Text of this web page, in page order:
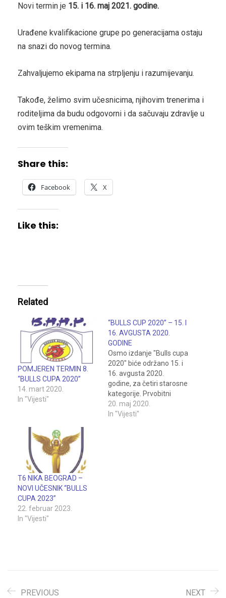
Novi termin je 15. i 16. maj 2021. godine.
Urađene kvalifikacione grupe po generacijama ostaju
na snazi do novog termina.
Zahvaljujemo ekipama na strpljenju i razumijevanju.
Takođe, želimo svim učesnicima, njihovim trenerima i
roditeljima da budu odgovorni i da sačuvaju zdravlje u
ovim teškim vremenima.
Share this:
Facebook X
Like this:
Related
POMJEREN TERMIN 8.
“BULLS CUPA 2020”
14. mart 2020.
In "Vijesti"
“BULLS CUP 2020” – 15. I
16. AVGUSTA 2020.
GODINE
Osmo izdanje "Bulls cupa
2020" biće održano 15. i
16. avgusta 2020.
godine, za četiri starosne
kategorije. Prvobitni
termin turnira bio je 4. i 5.
april 2020. godine, kada
20. maj 2020.
In "Vijesti"
T6 NIKA BEOGRAD –
NOVI UČESNIK “BULLS
CUPA 2023”
22. februar 2023.
In "Vijesti"
PREVIOUS NEXT